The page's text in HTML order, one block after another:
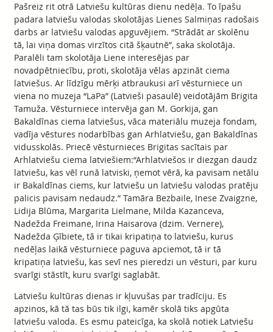
Pašreiz rit otrā Latviešu kultūras dienu nedēļa. To īpašu
padara latviešu valodas skolotājas Lienes Salmiņas radošais
darbs ar latviešu valodas apguvējiem. “Strādāt ar skolēnu
tā, lai viņa domas virzītos citā šķautnē”, saka skolotāja.
Paralēli tam skolotāja Liene interesējas par
novadpētniecību, proti, skolotāja vēlas apzināt ciema
latviešus. Ar līdzīgu mērķi atbraukusi arī vēsturniece un
viena no muzeja “LaPa” (Latvieši pasaulē) veidotājām Brigita
Tamuža. Vēsturniece intervēja gan M. Gorkija, gan
Bakaldīnas ciema latviešus, vāca materiālu muzeja fondam,
vadīja vēstures nodarbības gan Arhlatviešu, gan Bakaldīnas
vidusskolās. Priecē vēsturnieces Brigitas sacītais par
Arhlatviešu ciema latviešiem:“Arhlatviešos ir diezgan daudz
latviešu, kas vēl runā latviski, ņemot vērā, ka pavisam netālu
ir Bakaldīnas ciems, kur latviešu un latviešu valodas pratēju
palicis pavisam nedaudz.” Tamāra Bezbaile, Inese Zvaigzne,
Lidija Blūma, Margarita Lielmane, Milda Kazanceva,
Nadežda Freimane, Irina Haisarova (dzim. Vernere),
Nadežda Ģībiete, tā ir tikai kripatiņa to latviešu, kurus
nedēļas laikā vēsturniece paguva apciemot, tā ir tā
kripatiņa latviešu, kas sevī nes pieredzi un vēsturi, par kuru
svarīgi stāstīt, kuru svarīgi saglabāt.
Latviešu kultūras dienas ir kļuvušas par tradīciju. Es
apzinos, kā tā tas būs tik ilgi, kamēr skolā tiks apgūta
latviešu valoda. Es esmu pateicīga, ka skolā notiek Latviešu